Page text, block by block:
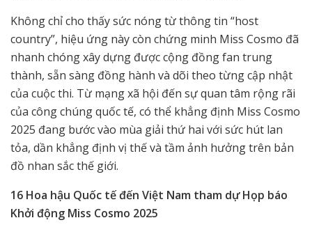
Không chỉ cho thấy sức nóng từ thông tin “host
country”, hiệu ứng này còn chứng minh Miss Cosmo đã
nhanh chóng xây dựng được cộng đồng fan trung
thành, sẵn sàng đồng hành và dõi theo từng cập nhật
của cuộc thi. Từ mạng xã hội đến sự quan tâm rộng rãi
của công chúng quốc tế, có thể khẳng định Miss Cosmo
2025 đang bước vào mùa giải thứ hai với sức hút lan
tỏa, dần khẳng định vị thế và tầm ảnh hưởng trên bản
đồ nhan sắc thế giới.
16 Hoa hậu Quốc tế đến Việt Nam tham dự Họp báo
Khởi động Miss Cosmo 2025